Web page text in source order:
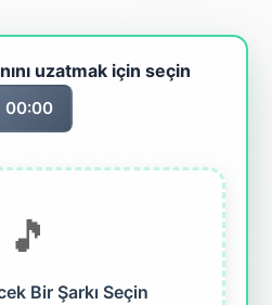
uzatmak için seçin
00:00
🎵
Bir Şarkı Seçin